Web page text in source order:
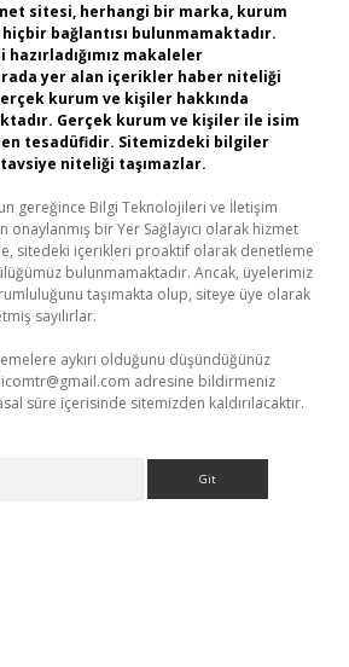
sitesi, herhangi bir marka, kurum
bağlantısı bulunmamaktadır.
makaleler
yer alan içerikler haber niteliği
kurum ve kişiler hakkında
Gerçek kurum ve kişiler ile isim
tesadüfidir. Sitemizdeki bilgiler
niteliği taşımazlar.
gereğince Bilgi Teknolojileri ve İletişim
onaylanmış bir Yer Sağlayıcı olarak hizmet
sitedeki içerikleri proaktif olarak denetleme
bulunmamaktadır. Ancak, üyelerimiz
taşımakta olup, siteye üye olarak
sayılırlar.
aykırı olduğunu düşündüğünüz
adresine bildirmeniz
süre içerisinde sitemizden kaldırılacaktır.